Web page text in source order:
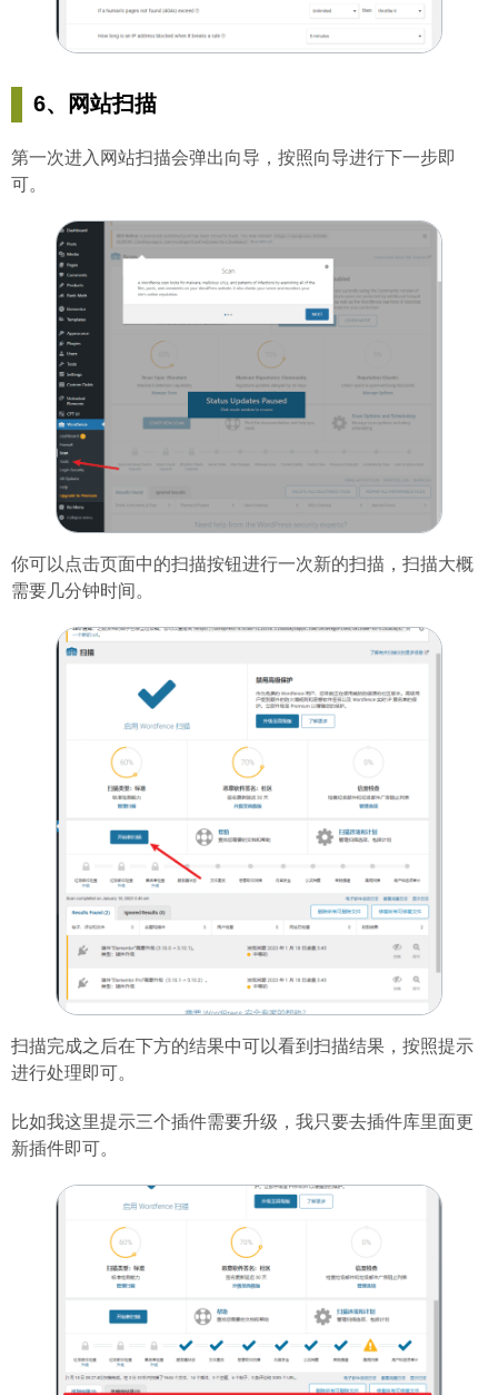
6、网站扫描
第一次进入网站扫描会弹出向导，按照向导进行下一步即
可。
你可以点击页面中的扫描按钮进行一次新的扫描，扫描大概
需要几分钟时间。
扫描完成之后在下方的结果中可以看到扫描结果，按照提示
进行处理即可。
比如我这里提示三个插件需要升级，我只要去插件库里面更
新插件即可。